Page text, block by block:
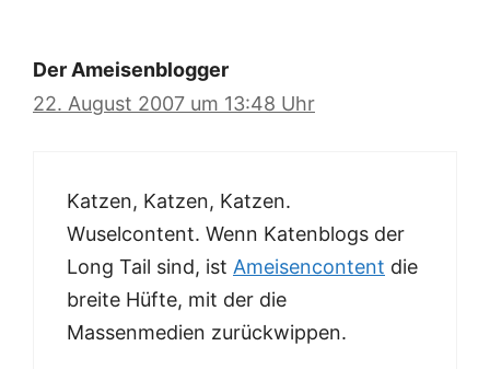
Der Ameisenblogger
22. August 2007 um 13:48 Uhr
Katzen, Katzen, Katzen.
Wuselcontent. Wenn Katenblogs der
Long Tail sind, ist Ameisencontent die
breite Hüfte, mit der die
Massenmedien zurückwippen.